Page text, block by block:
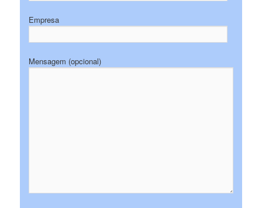
Empresa
Mensagem (opcional)